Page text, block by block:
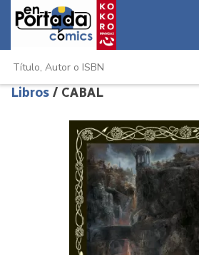
Libros / CABAL